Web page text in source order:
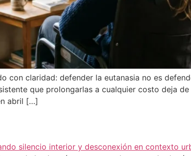
claridad: defender la eutanasia no es
que prolongarlas a cualquier costo deja
abril […]